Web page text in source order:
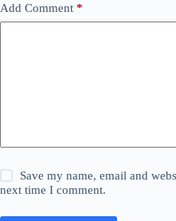
Add Comment *
Save my name, email and
next time I comment.